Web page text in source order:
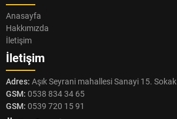
Anasayfa
Hakkımızda
İletişim
İletişim
Adres: Aşık Seyrani mahallesi Sanayi 15.
GSM: 0538 834 34 65
GSM: 0539 720 15 91